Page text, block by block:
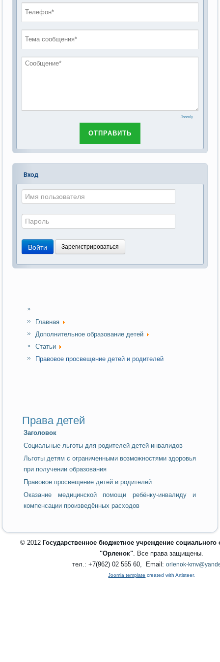
СОСТАВ рабочей группы по организации и
проведению публичных слушаний по
обсуждению Федерального закона Российской
основах социального обслуживания граждан в
2020 год
2019 год
2018 год
Joomly
ОТПРАВИТЬ
Вход
Войти Зарегистрироваться
Главная
Дополнительное образование детей
Статьи
Правовое просвещение детей и родителей
Права детей
Заголовок
Социальные льготы для родителей детей-инвалидов
Льготы детям с ограниченными возможностями здоровья
при получении образования
Правовое просвещение детей и родителей
Оказание медицинской помощи ребёнку-инвалиду и
компенсации произведённых расходов
© 2012 Государственное бюджетное учреждение
"Орленок" . Все права защищены.
тел.: +7(962) 02 555 60, Email: orlenok-
Joomla template created with Artisteer.